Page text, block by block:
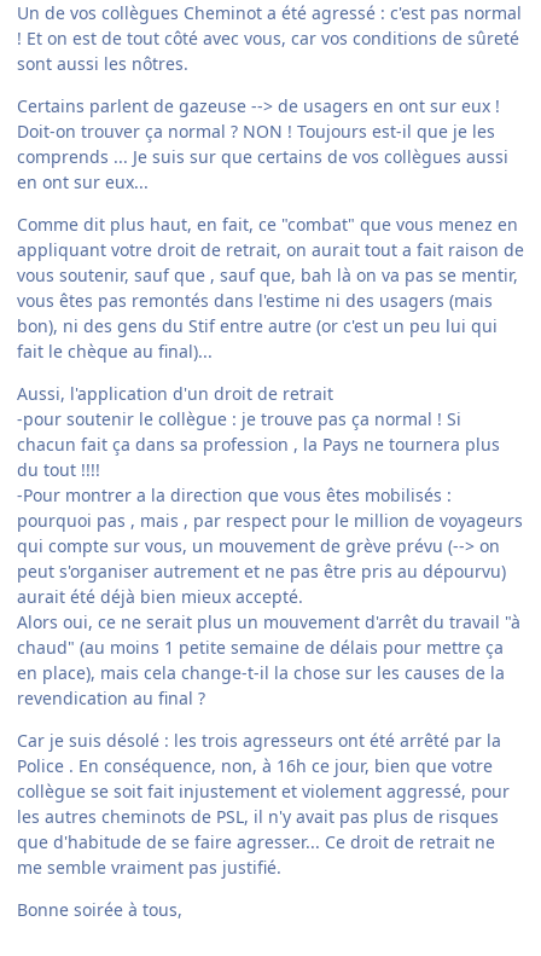
Un de vos collègues Cheminot a été agressé : c'est pas normal
! Et on est de tout côté avec vous, car vos conditions de sûreté
sont aussi les nôtres.
Certains parlent de gazeuse --> de usagers en ont sur eux !
Doit-on trouver ça normal ? NON ! Toujours est-il que je les
comprends ... Je suis sur que certains de vos collègues aussi
en ont sur eux...
Comme dit plus haut, en fait, ce "combat" que vous menez en
appliquant votre droit de retrait, on aurait tout a fait raison de
vous soutenir, sauf que , sauf que, bah là on va pas se mentir,
vous êtes pas remontés dans l'estime ni des usagers (mais
bon), ni des gens du Stif entre autre (or c'est un peu lui qui
fait le chèque au final)...
Aussi, l'application d'un droit de retrait
-pour soutenir le collègue : je trouve pas ça normal ! Si
chacun fait ça dans sa profession , la Pays ne tournera plus
du tout !!!!
-Pour montrer a la direction que vous êtes mobilisés :
pourquoi pas , mais , par respect pour le million de voyageurs
qui compte sur vous, un mouvement de grève prévu (--> on
peut s'organiser autrement et ne pas être pris au dépourvu)
aurait été déjà bien mieux accepté.
Alors oui, ce ne serait plus un mouvement d'arrêt du travail "à
chaud" (au moins 1 petite semaine de délais pour mettre ça
en place), mais cela change-t-il la chose sur les causes de la
revendication au final ?
Car je suis désolé : les trois agresseurs ont été arrêté par la
Police . En conséquence, non, à 16h ce jour, bien que votre
collègue se soit fait injustement et violement aggressé, pour
les autres cheminots de PSL, il n'y avait pas plus de risques
que d'habitude de se faire agresser... Ce droit de retrait ne
me semble vraiment pas justifié.
Bonne soirée à tous,